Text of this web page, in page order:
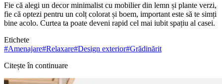
Fie că alegi un decor minimalist cu mobilier din lemn și plante verzi,
fie că optezi pentru un colț colorat și boem, important este să te simți
bine acolo. Curtea ta poate deveni rapid cel mai iubit spațiu al casei.
Etichete
#Amenajare#Relaxare#Design exterior#Grădinărit
Citește în continuare